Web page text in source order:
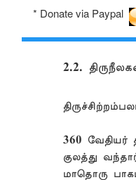
* Donate via Paypal
2.2.
360
குலத்து
மாதொரு